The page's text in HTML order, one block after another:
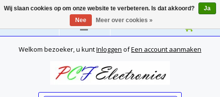
Nederlands
Welkom bezoeker, u kuntInloggen ofEen account aanmaken
Wij slaan cookies op om onze website te verbeteren. Is dat akkoord?
Ja
Nee
Meer over cookies »